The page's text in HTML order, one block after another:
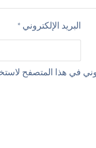
البريد الإلكتروني *
في هذا المتصفح